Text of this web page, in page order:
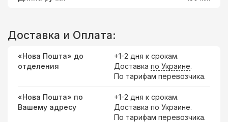
Доставка и Оплата:
«Нова Пошта» до
отделения
+1-2 дня к срокам.
Доставка по Украине.
По тарифам перевозчика.
«Нова Пошта» по
Вашему адресу
+1-2 дня к срокам.
Доставка по Украине.
По тарифам перевозчика.